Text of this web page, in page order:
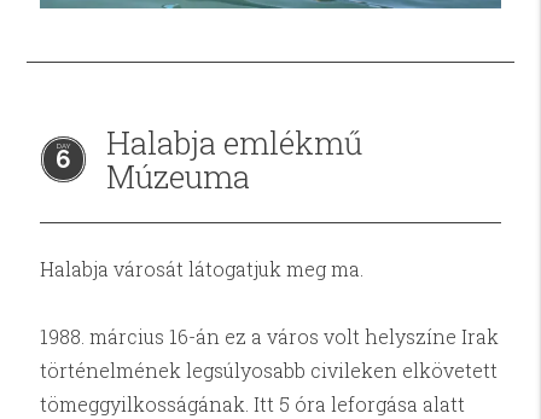
6
Halabja emlékmű
Múzeuma
Halabja városát látogatjuk meg ma.
1988. március 16-án ez a város volt helyszíne Irak
történelmének legsúlyosabb civileken elkövetett
tömeggyilkosságának. Itt 5 óra leforgása alatt